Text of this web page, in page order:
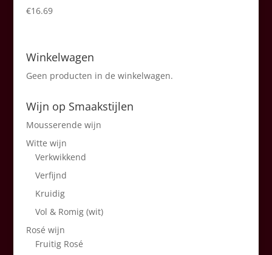
€16.69
Winkelwagen
Geen producten in de winkelwagen.
Wijn op Smaakstijlen
Mousserende wijn
Witte wijn
Verkwikkend
Verfijnd
Kruidig
Vol & Romig (wit)
Rosé wijn
Fruitig Rosé